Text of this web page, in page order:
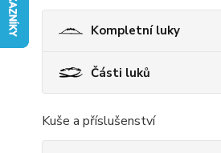
Kompletní luky
Části luků
Kuše a příslušenství